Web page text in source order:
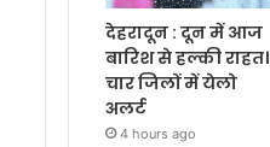
देहरादून : दून में आज
बारिश से हल्की राहत।
चार जिलों में येलो
अलर्ट
4 hours ago